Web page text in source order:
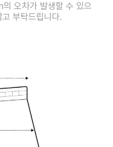
오차가 발생할 수 있으
부탁드립니다.